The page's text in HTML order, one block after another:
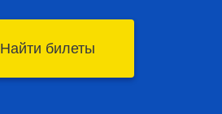
Найти билеты